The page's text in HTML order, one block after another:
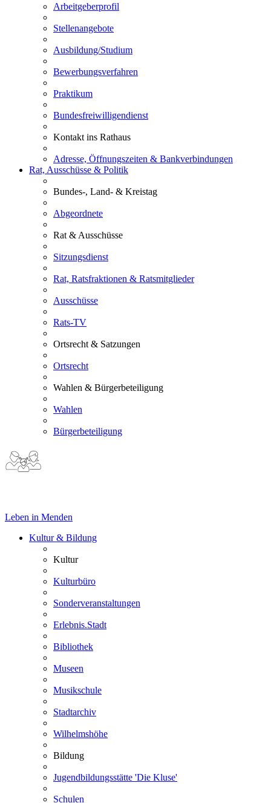
Arbeitgeberprofil
Stellenangebote
Ausbildung/Studium
Bewerbungsverfahren
Praktikum
Bundesfreiwilligendienst
Kontakt ins Rathaus
Adresse, Öffnungszeiten & Bankverbindungen
Rat, Ausschüsse & Politik
Bundes-, Land- & Kreistag
Abgeordnete
Rat & Ausschüsse
Sitzungsdienst
Rat, Ratsfraktionen & Ratsmitglieder
Ausschüsse
Rats-TV
Ortsrecht & Satzungen
Ortsrecht
Wahlen & Bürgerbeteiligung
Wahlen
Bürgerbeteiligung
Leben in Menden
Kultur & Bildung
Kultur
Kulturbüro
Sonderveranstaltungen
Erlebnis.Stadt
Bibliothek
Museen
Musikschule
Stadtarchiv
Wilhelmshöhe
Bildung
Jugendbildungsstätte 'Die Kluse'
Schulen